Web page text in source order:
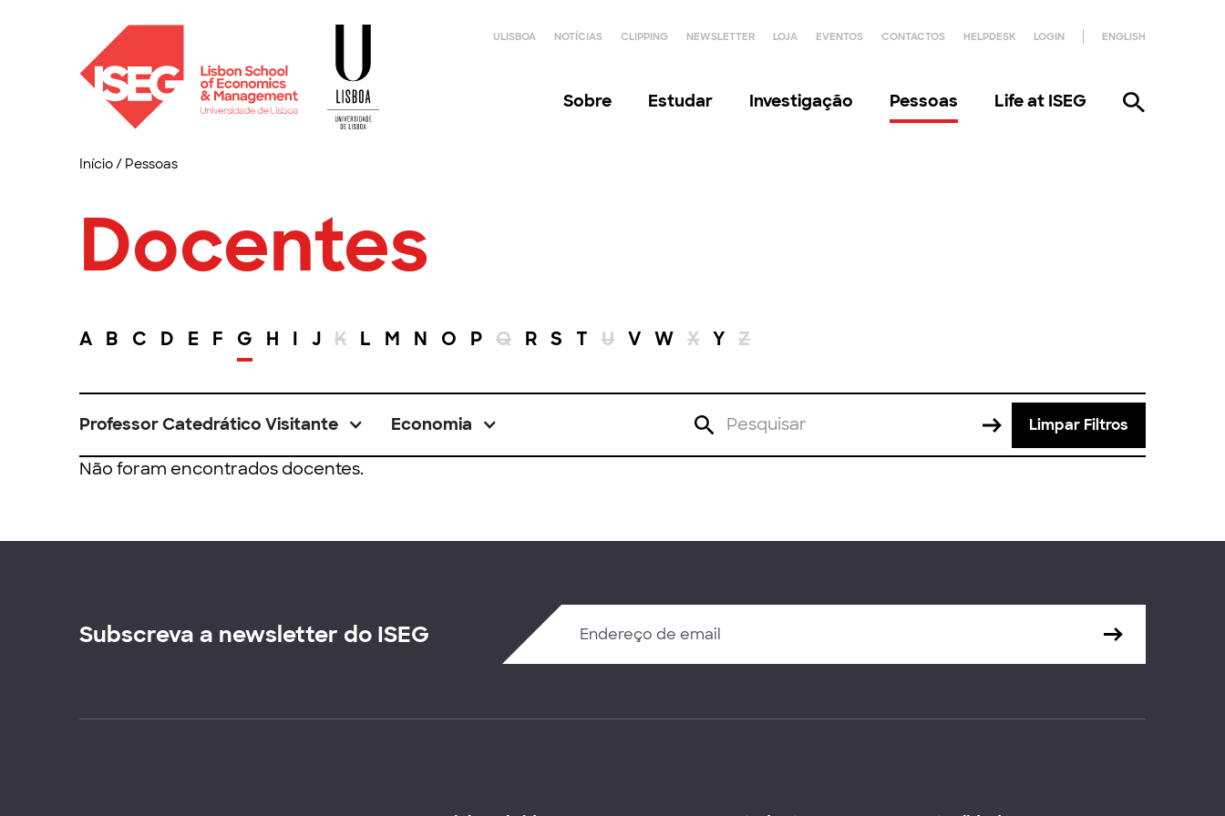
ULISBOA NOTÍCIAS CLIPPING NEWSLETTER LOJA EVENTOS CONTACTOS HELPDESK LOGIN ENGLISH
Sobre Estudar Investigação Pessoas Life at ISEG
Início/ Pessoas
Docentes
A B C D E F G H I J K L M N O P Q R S T U V W X Y Z
Professor Catedrático Visitante Economia Limpar Filtros
Não foram encontrados docentes.
Subscreva a newsletter do ISEG